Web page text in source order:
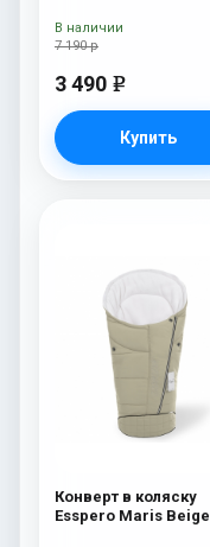
мех) Beige
7 190 р
3 490 e
Купить
В наличии
Конверт в коляску
Esspero Maris Beige